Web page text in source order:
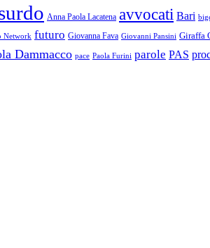
Anna Paola Lacatena avvocati Bari
Network futuro Giovanna Fava Giovanni Pansini Giraffa
Dammacco pace Paola Furini parole PAS